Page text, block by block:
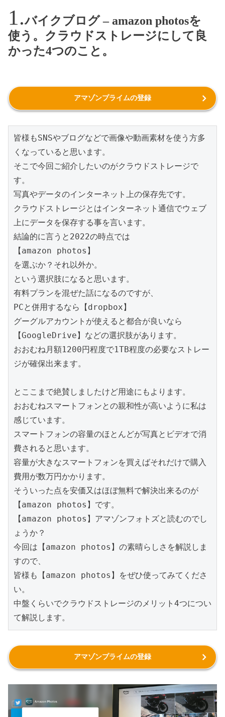
バイクブログ – amazon photosを
使う。クラウドストレージにして良
かった4つのこと。
アマゾンプライムの登録
皆様もSNSやブログなどで画像や動画素材を使う方多
くなっていると思います。
そこで今回ご紹介したいのがクラウドストレージで
す。
写真やデータのインターネット上の保存先です。
クラウドストレージとはインターネット通信でウェブ
上にデータを保存する事を言います。
結論的に言うと2022の時点では
【amazon photos】
を選ぶか？それ以外か。
という選択肢になると思います。
有料プランを混ぜた話になるのですが、
PCと併用するなら【dropbox】
グーグルアカウントが使えると都合が良いなら
【GoogleDrive】などの選択肢があります。
おおむね月額1200円程度で1TB程度の必要なストレー
ジが確保出来ます。
とここまで絶賛しましたけど用途にもよります。
おおむねスマートフォンとの親和性が高いように私は
感じています。
スマートフォンの容量のほとんどが写真とビデオで消
費されると思います。
容量が大きなスマートフォンを買えばそれだけで購入
費用が数万円かかります。
そういった点を安価又はほぼ無料で解決出来るのが
【amazon photos】です。
【amazon photos】アマゾンフォトズと読むのでし
ょうか？
今回は【amazon photos】の素晴らしさを解説しま
すので、
皆様も【amazon photos】をぜひ使ってみてくださ
い。
中盤くらいでクラウドストレージのメリット4つについ
て解説します。
アマゾンプライムの登録